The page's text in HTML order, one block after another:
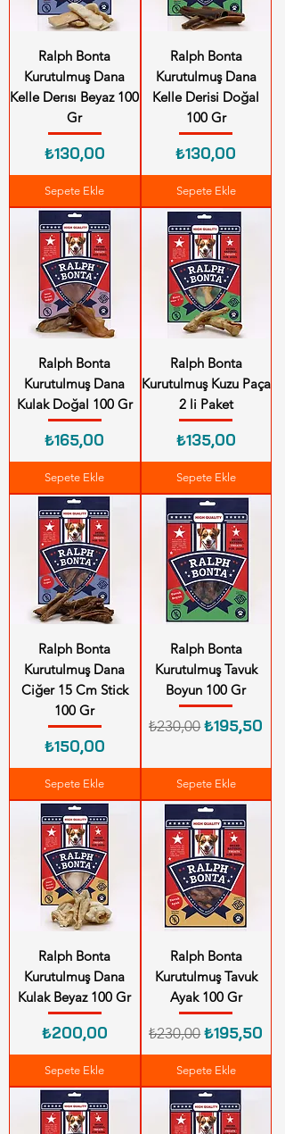
Ralph Bonta
Kurutulmuş Dana
Kelle Derısı Beyaz 100
Gr
Fiyat
₺130,00
Sepete Ekle
Ralph Bonta
Kurutulmuş Dana
Kelle Derisi Doğal
100 Gr
Fiyat
₺130,00
Sepete Ekle
Ralph Bonta
Kurutulmuş Dana
Kulak Doğal 100 Gr
Fiyat
₺165,00
Sepete Ekle
Ralph Bonta
Kurutulmuş Kuzu Paça
2 li Paket
Fiyat
₺135,00
Sepete Ekle
Ralph Bonta
Kurutulmuş Dana
Ciğer 15 Cm Stick
100 Gr
Fiyat
₺150,00
Sepete Ekle
Ralph Bonta
Kurutulmuş Tavuk
Boyun 100 Gr
Normal Fiyat
₺230,00İndirimli
₺195,50
Sepete Ekle
Ralph Bonta
Kurutulmuş Dana
Kulak Beyaz 100 Gr
Fiyat
₺200,00
Sepete Ekle
Ralph Bonta
Kurutulmuş Tavuk
Ayak 100 Gr
Normal Fiyat
₺230,00İndirimli
₺195,50
Sepete Ekle